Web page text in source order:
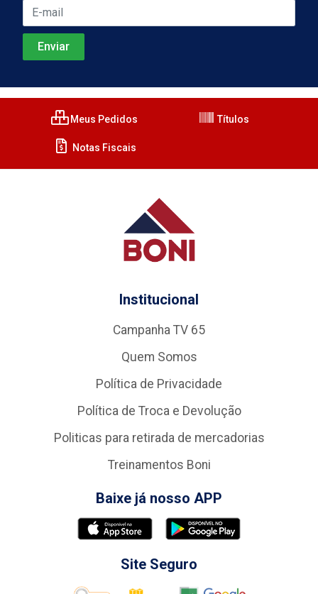
Meus Pedidos Títulos
Notas Fiscais
Institucional
Campanha TV 65
Quem Somos
Política de Privacidade
Política de Troca e Devolução
Politicas para retirada de mercadorias
Treinamentos Boni
Baixe já nosso APP
Site Seguro